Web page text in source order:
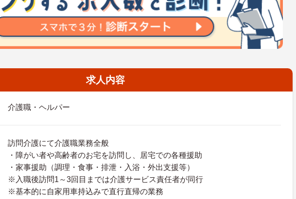
求人内容
介護職・ヘルパー
訪問介護にて介護職業務全般
・障がい者や高齢者のお宅を訪問し、居宅での各種援助
・家事援助（調理・食事・排泄・入浴・外出支援等）
※入職後訪問1～3回目までは介護サービス責任者が同行
※基本的に自家用車持込みで直行直帰の業務